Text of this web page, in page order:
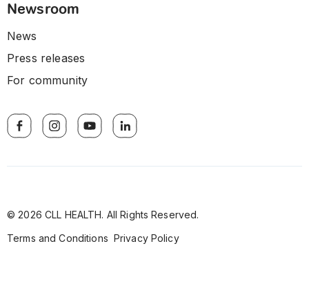
Newsroom
News
Press releases
For community
© 2026 CLL HEALTH. All Rights Reserved.
Terms and Conditions Privacy Policy